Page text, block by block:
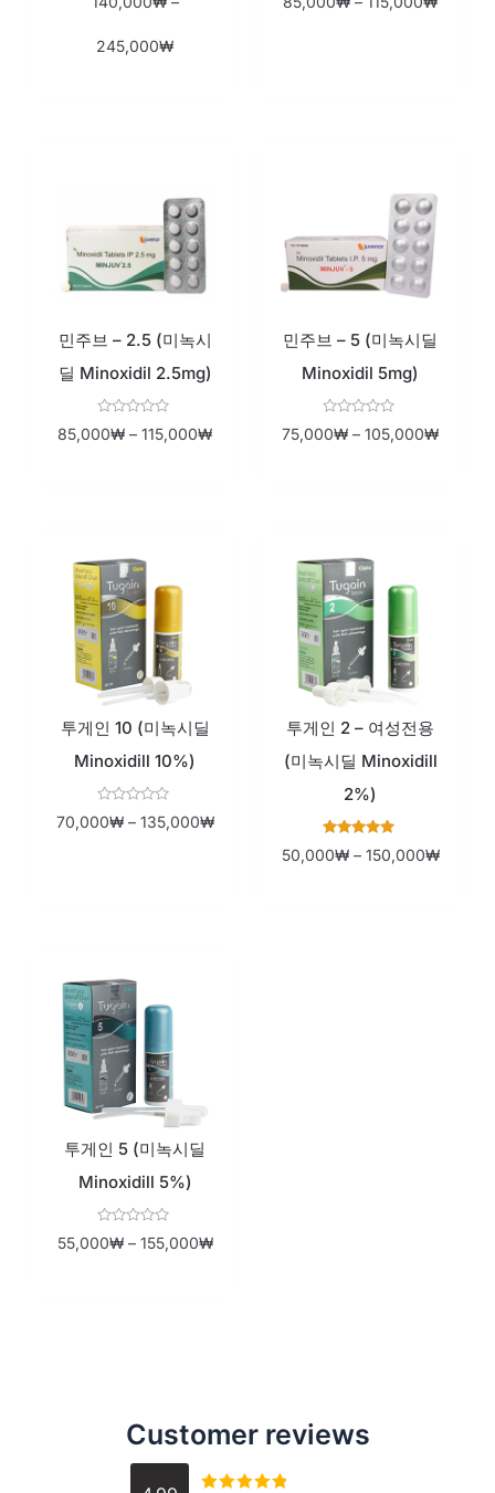
0
5
245,000₩
0
민주브 – 2.5 (미녹시
딜 Minoxidil 2.5mg)
Rated
0
85,000₩ – 115,000₩
민주브 – 5 (미녹시딜
Minoxidil 5mg)
Rated
0
75,000₩ – 105,000₩
투게인 10 (미녹시딜
Minoxidill 10%)
Rated
0
70,000₩– 135,000₩
투게인 2 – 여성전용
(미녹시딜 Minoxidill
2%)
Rated
5
50,000₩– 150,000₩
투게인 5 (미녹시딜
Minoxidill 5%)
Rated
0
55,000₩– 155,000₩
Customer reviews